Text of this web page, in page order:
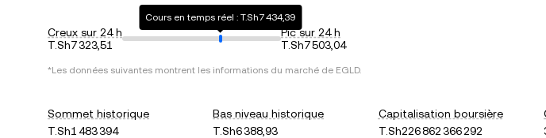
Creux sur 24 h
T.Sh7 323,51
Cours en temps réel : T.Sh7 434,39
Pic sur 24 h
T.Sh7 503,04
*Les données suivantes montrent les informations du marché de EGLD.
Sommet historique
T.Sh1 483 394
Bas niveau historique
T.Sh6 388,93
Capitalisation boursière
T.Sh226 862 366 292